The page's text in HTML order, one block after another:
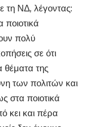
τη ΝΔ, λέγοντας:
πολύ
σε ότι
θέματα της
των πολιτών και
στα ποιοτικά
κει και πέρα